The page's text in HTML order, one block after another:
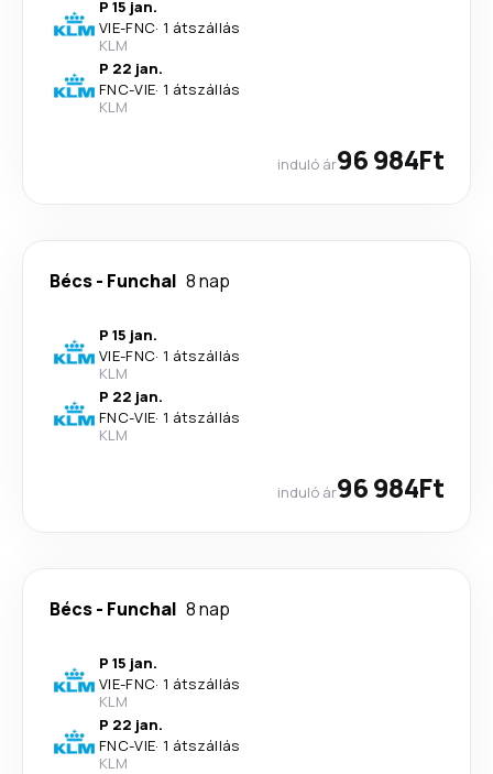
P 15 jan.
VIE-FNC· 1 átszállás
KLM
P 22 jan.
FNC-VIE· 1 átszállás
KLM
induló ár96 984Ft
Bécs- Funchal 8 nap
P 15 jan.
VIE-FNC· 1 átszállás
KLM
P 22 jan.
FNC-VIE· 1 átszállás
KLM
induló ár96 984Ft
Bécs- Funchal 8 nap
P 15 jan.
VIE-FNC· 1 átszállás
KLM
P 22 jan.
FNC-VIE· 1 átszállás
KLM